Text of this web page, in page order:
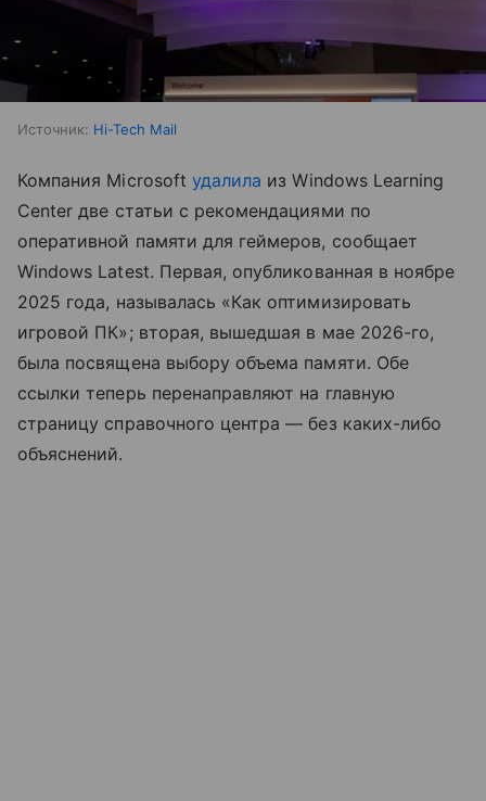
Источник: Hi-Tech Mail
Компания Microsoft удалила из Windows Learning
Center две статьи с рекомендациями по
оперативной памяти для геймеров, сообщает
Windows Latest. Первая, опубликованная в ноябре
2025 года, называлась «Как оптимизировать
игровой ПК»; вторая, вышедшая в мае 2026-го,
была посвящена выбору объема памяти. Обе
ссылки теперь перенаправляют на главную
страницу справочного центра — без каких-либо
объяснений.